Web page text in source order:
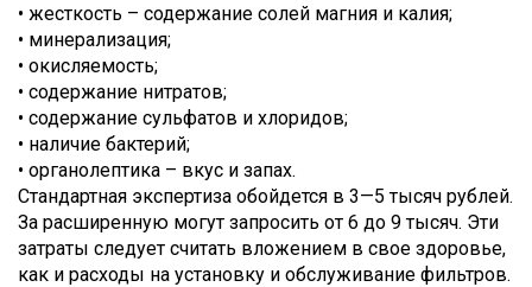
• жесткость – содержание солей магния и калия;
• минерализация;
• окисляемость;
• содержание нитратов;
• содержание сульфатов и хлоридов;
• наличие бактерий;
• органолептика – вкус и запах.
Стандартная экспертиза обойдется в 3—5 тысяч рублей.
За расширенную могут запросить от 6 до 9 тысяч. Эти
затраты следует считать вложением в свое здоровье,
как и расходы на установку и обслуживание фильтров.